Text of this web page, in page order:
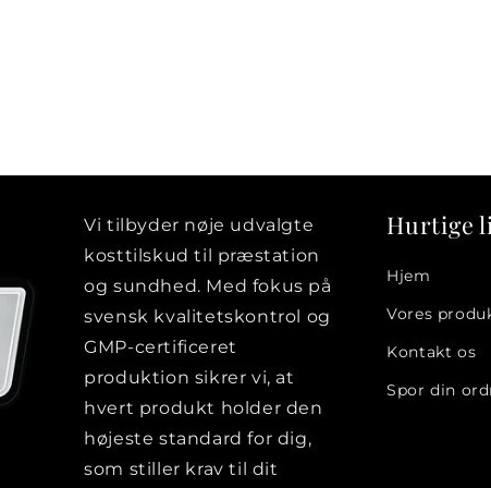
Vi tilbyder nøje udvalgte
kosttilskud til præstation
og sundhed. Med fokus på
svensk kvalitetskontrol og
GMP-certificeret
produktion sikrer vi, at
hvert produkt holder den
højeste standard for dig,
som stiller krav til dit
Hurtige
Hjem
Vores
Kontakt os
Spor din
Login påkrævet
Log ind på din konto for at tilføje produkter til din
ønskeliste og se dine tidligere gemte varer.
Log ind